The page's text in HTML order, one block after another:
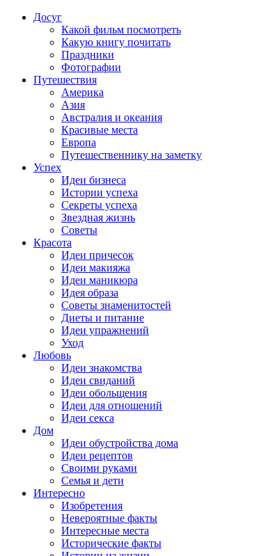
Досуг
Какой фильм посмотреть
Какую книгу почитать
Праздники
Фотографии
Путешествия
Америка
Азия
Австралия и океания
Красивые места
Европа
Путешественнику на заметку
Успех
Идеи бизнеса
Истории успеха
Секреты успеха
Звездная жизнь
Советы
Красота
Идеи причесок
Идеи макияжа
Идеи маникюра
Идея образа
Советы знаменитостей
Диеты и питание
Идеи упражнений
Уход
Любовь
Идеи знакомства
Идеи свиданий
Идеи обольщения
Идеи для отношений
Идеи секса
Дом
Идеи обустройства дома
Идеи рецептов
Своими руками
Семья и дети
Интересно
Изобретения
Невероятные факты
Интересные места
Исторические факты